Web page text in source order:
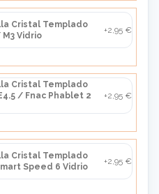
Cristal Templado
M3 Vidrio
+2,95 €
Cristal Templado
/ Fnac Phablet 2
+2,95 €
Cristal Templado
Speed 6 Vidrio
+2,95 €